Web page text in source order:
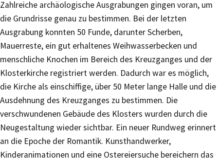
Zahlreiche archäologische Ausgrabungen gingen voran, um
die Grundrisse genau zu bestimmen. Bei der letzten
Ausgrabung konnten 50 Funde, darunter Scherben,
Mauerreste, ein gut erhaltenes Weihwasserbecken und
menschliche Knochen im Bereich des Kreuzganges und der
Klosterkirche registriert werden. Dadurch war es möglich,
die Kirche als einschiffige, über 50 Meter lange Halle und die
Ausdehnung des Kreuzganges zu bestimmen. Die
verschwundenen Gebäude des Klosters wurden durch die
Neugestaltung wieder sichtbar. Ein neuer Rundweg erinnert
an die Epoche der Romantik. Kunsthandwerker,
Kinderanimationen und eine Ostereiersuche bereichern das